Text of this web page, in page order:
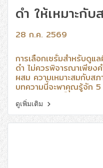
ดำ ให้เหมาะกั
28 ก.ค. 2569
การเลือกเซรั่มสำหรับดูแ
ดำ ไม่ควรพิจารณาเพีย
ผสม ความเหมาะสมกับส
บทความนี้จะพาคุณรู้จัก 5
ให้การดูแลผิวเป็นไปอย่า
งานในชีวิตประจำวัน
ดูเพิ่มเติม